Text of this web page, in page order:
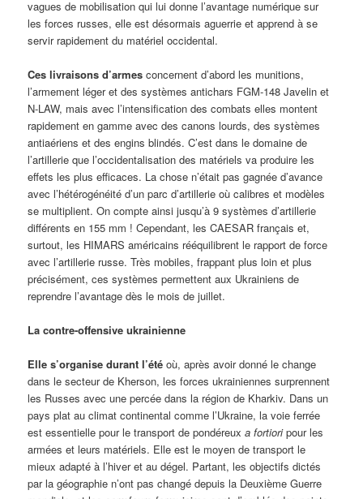
vagues de mobilisation qui lui donne l’avantage numérique sur
les forces russes, elle est désormais aguerrie et apprend à se
servir rapidement du matériel occidental.
Ces livraisons d’armesconcernent d’abord les munitions,
l’armement léger et des systèmes antichars FGM-148 Javelin et
N-LAW, mais avec l’intensification des combats elles montent
rapidement en gamme avec des canons lourds, des systèmes
antiaériens et des engins blindés. C’est dans le domaine de
l’artillerie que l’occidentalisation des matériels va produire les
effets les plus efficaces. La chose n’était pas gagnée d’avance
avec l’hétérogénéité d’un parc d’artillerie où calibres et modèles
se multiplient. On compte ainsi jusqu’à 9 systèmes d’artillerie
différents en 155 mm ! Cependant, les CAESAR français et,
surtout, les HIMARS américains rééquilibrent le rapport de force
avec l’artillerie russe. Très mobiles, frappant plus loin et plus
précisément, ces systèmes permettent aux Ukrainiens de
reprendre l’avantage dès le mois de juillet.
La contre-offensive ukrainienne
Elle s’organise durant l’étéoù, après avoir donné le change
dans le secteur de Kherson, les forces ukrainiennes surprennent
les Russes avec une percée dans la région de Kharkiv. Dans un
pays plat au climat continental comme l’Ukraine, la voie ferrée
est essentielle pour le transport de pondéreuxa fortioripour les
armées et leurs matériels. Elle est le moyen de transport le
mieux adapté à l’hiver et au dégel. Partant, les objectifs dictés
par la géographie n’ont pas changé depuis la Deuxième Guerre